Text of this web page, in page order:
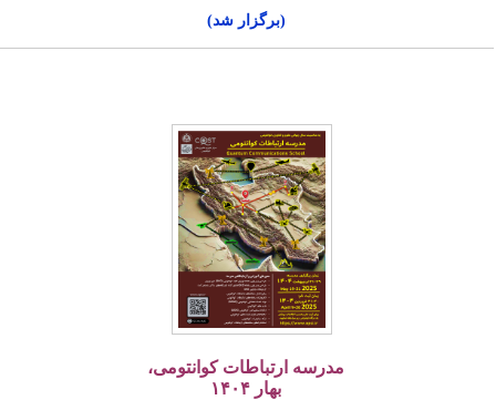
(برگزار شد)
مدرسه ارتباطات کوانتومی،
بهار ۱۴۰۴